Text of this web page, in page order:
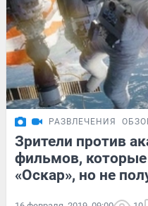
РАЗВЛЕЧЕНИЯ
Зрители против
фильмов,
«Оскар», но не